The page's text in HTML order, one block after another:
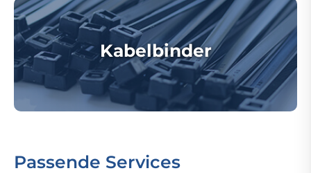
Kabelbinder
Passende Services